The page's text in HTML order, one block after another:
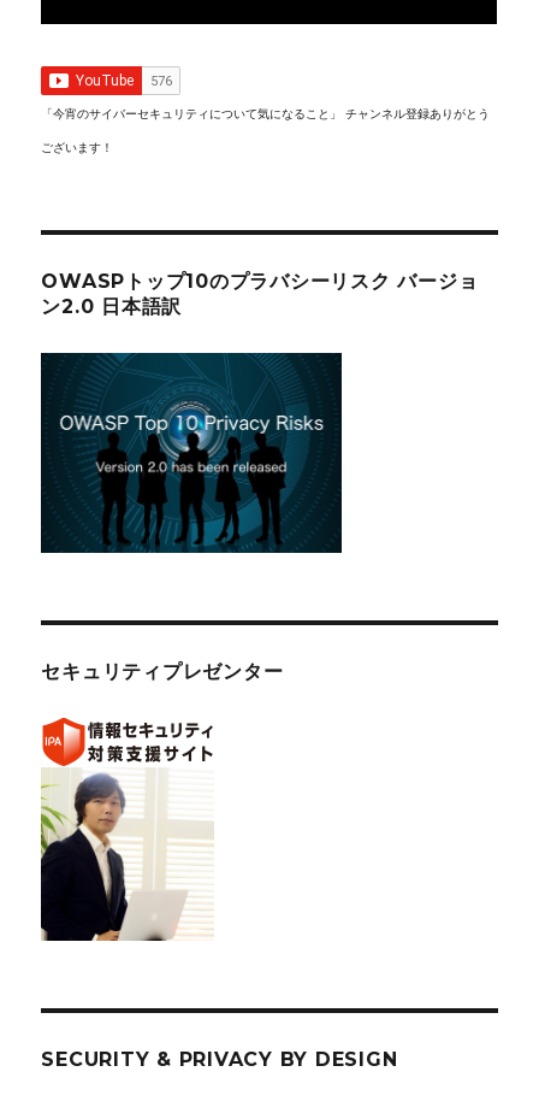
「今宵のサイバーセキュリティについて気になること」 チャンネル登録ありがとう
ございます！
OWASPトップ10のプラバシーリスク バージョ
ン2.0 日本語訳
セキュリティプレゼンター
SECURITY & PRIVACY BY DESIGN